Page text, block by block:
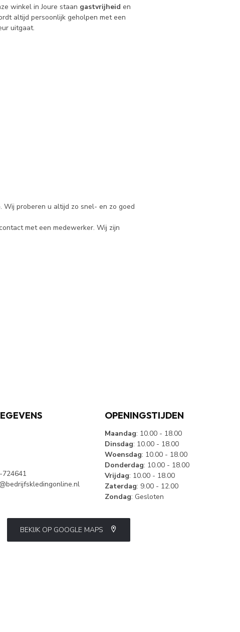
winkel in Joure staan gastvrijheid en
altijd persoonlijk geholpen met een
uitgaat.
Wij proberen u altijd zo snel- en zo goed
met een medewerker. Wij zijn
724641
OPENINGSTIJDEN
Maandag: 10.00 - 18.00
Dinsdag: 10.00 - 18.00
Woensdag: 10.00 - 18.00
Donderdag: 10.00 - 18.00
Vrijdag: 10.00 - 18.00
Zaterdag: 9.00 - 12.00
Zondag: Gesloten
BEKIJK OP GOOGLE MAPS